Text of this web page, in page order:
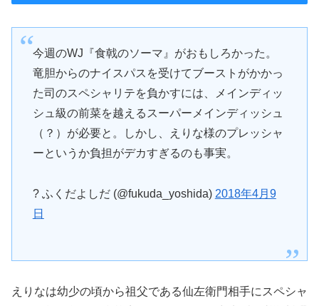
今週のWJ『食戟のソーマ』がおもしろかった。
竜胆からのナイスパスを受けてブーストがかかっ
た司のスペシャリテを負かすには、メインディッ
シュ級の前菜を越えるスーパーメインディッシュ
（？）が必要と。しかし、えりな様のプレッシャ
ーというか負担がデカすぎるのも事実。
? ふくだよしだ (@fukuda_yoshida) 2018年4月9
日
えりなは幼少の頃から祖父である仙左衛門相手にスペシャ